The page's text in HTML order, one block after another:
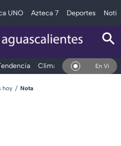
UNO Azteca 7 Deportes
Clima Deportes En Vivo
hoy Nota